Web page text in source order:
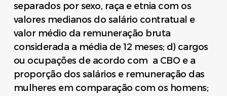
separados por sexo, raça e etnia com os
valores medianos do salário contratual e
valor médio da remuneração bruta
considerada a média de 12 meses; d) cargos
ou ocupações de acordo com a CBO e a
proporção dos salários e remuneração das
mulheres em comparação com os homens;